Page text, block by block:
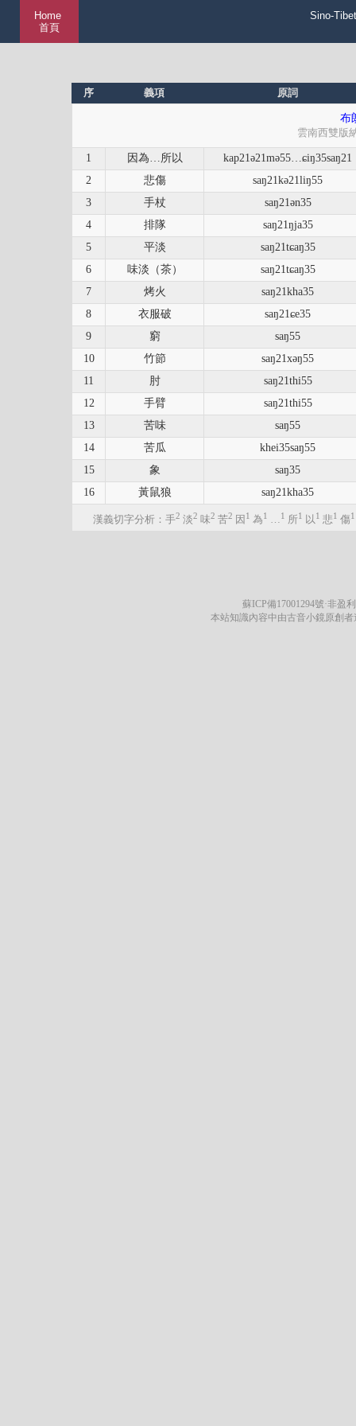
Home
首頁
Sino-
序 義項 原詞
布
雲南西雙版
1 因為…所以
kap21ə21mə55…ɕiŋ35saŋ21
2
悲傷
saŋ21kə21liŋ55
3
手杖
saŋ21ən35
4
排隊
saŋ21ŋja35
5
平淡
saŋ21tɕaŋ35
6
味淡（茶）
saŋ21tɕaŋ35
7
烤火
saŋ21kha35
8
衣服破
saŋ21ɕe35
9
窮
saŋ55
10
竹節
saŋ21xəŋ55
11
肘
saŋ21thi55
12
手臂
saŋ21thi55
13
苦味
saŋ55
14
苦瓜
khei35saŋ55
15
象
saŋ35
16
黃鼠狼 saŋ21kha35
漢義切字分析：手2 淡2 味2 苦2 因 1 為1 …1 所1 以1 悲1 傷1
蘇ICP備17001294號·非盈
本站知識內容中由古音小鏡原創